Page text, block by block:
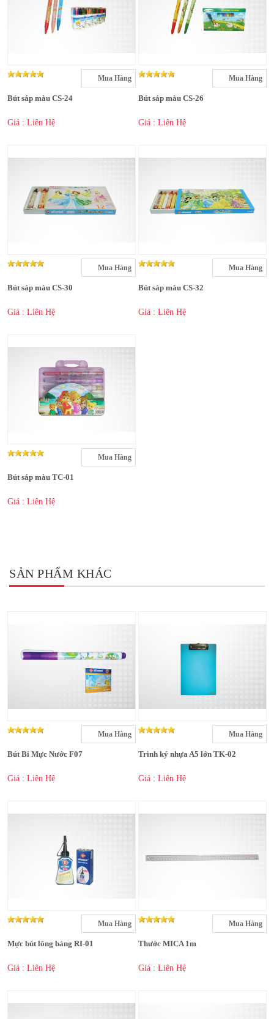
Mua Hàng
Bút sáp màu CS-24
Giá : Liên Hệ
Mua Hàng
Bút sáp màu CS-26
Giá : Liên Hệ
Mua Hàng
Bút sáp màu CS-30
Giá : Liên Hệ
Mua Hàng
Bút sáp màu CS-32
Giá : Liên Hệ
Mua Hàng
Bút sáp màu TC-01
Giá : Liên Hệ
SẢN PHẨM KHÁC
Mua Hàng
Bút Bi Mực Nước F07
Giá : Liên Hệ
Mua Hàng
Trình ký nhựa A5 lớn TK-02
Giá : Liên Hệ
Mua Hàng
Mực bút lông bảng RI-01
Giá : Liên Hệ
Mua Hàng
Thước MICA 1m
Giá : Liên Hệ